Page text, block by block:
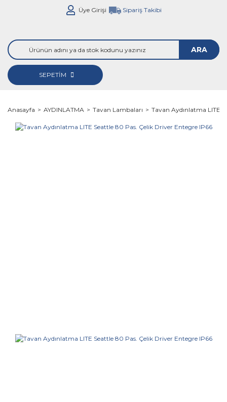
Üye Girişi Sipariş Takibi
ARA
SEPETİM
Anasayfa AYDINLATMA Tavan Lambaları Tavan Aydınlatma LITE